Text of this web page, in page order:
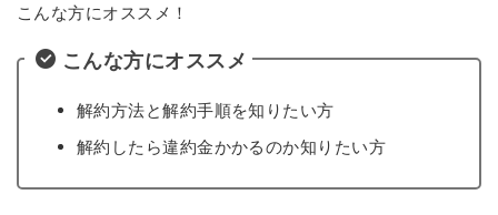
こんな方にオススメ！
こんな方にオススメ
解約方法と解約手順を知りたい方
解約したら違約金かかるのか知りたい方